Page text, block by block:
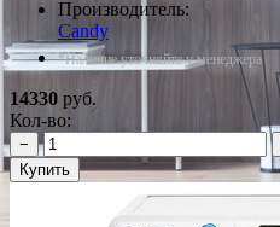
Производитель:
Candy
*Наличие уточняйте у менеджера
14330 руб.
Кол-во:
−
Купить